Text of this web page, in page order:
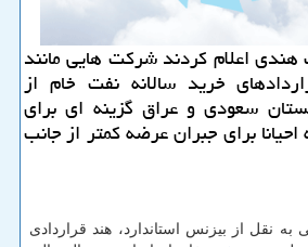
اعلام كردند شركت هایی مانند
خرید سالانه نفت خام از
سعودی و عراق گزینه ای برای
برای جبران عرضه كمتر از جانب
نقل از بیزنس استاندارد، هند قراردادی